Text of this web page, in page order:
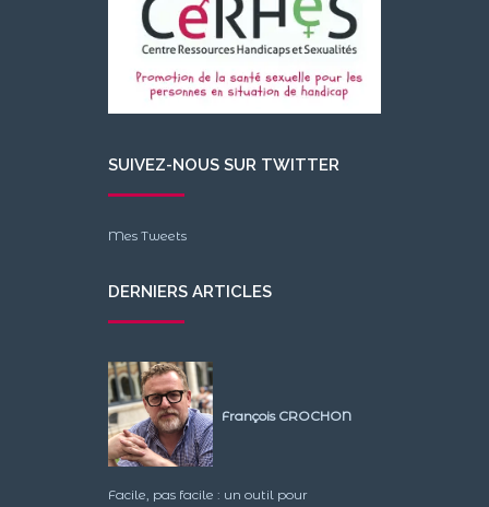
SUIVEZ-NOUS SUR TWITTER
Mes Tweets
DERNIERS ARTICLES
François CROCHON
Facile, pas facile : un outil pour